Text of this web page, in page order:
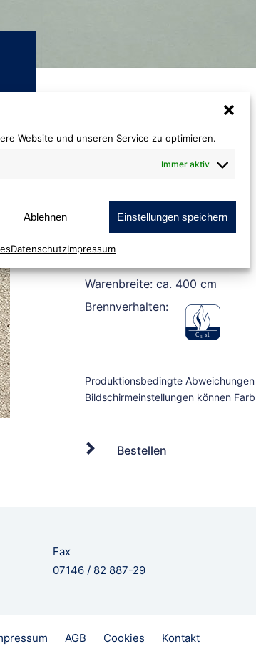
Website und unseren Service zu optimieren.
Immer aktiv
Ablehnen Einstellungen speichern
DatenschutzImpressum
101 beige
Warenbreite: ca. 400 cm
Brennverhalten:
Bestellen
Fax
07146 / 82 887-29
AGB Cookies Kontakt